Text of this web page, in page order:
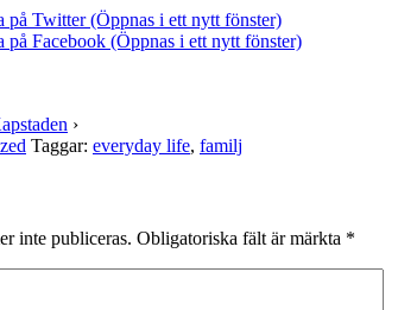
på Twitter (Öppnas i ett nytt fönster)
Facebook (Öppnas i ett nytt fönster)
›
Taggar: everyday life, familj
inte publiceras. Obligatoriska fält är märkta *